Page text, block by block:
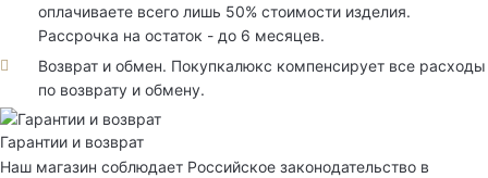
оплачиваете всего лишь 50% стоимости изделия.
Рассрочка на остаток - до 6 месяцев.
Возврат и обмен. Покупкалюкс компенсирует все расходы
по возврату и обмену.
Гарантии и возврат
Наш магазин соблюдает Российское законодательство в